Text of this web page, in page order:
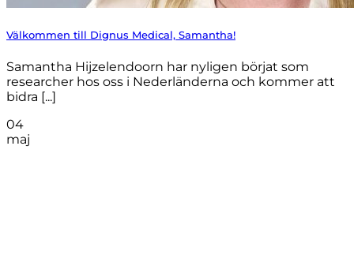
Välkommen till Dignus Medical, Samantha!
Samantha Hijzelendoorn har nyligen börjat som
researcher hos oss i Nederländerna och kommer att
bidra [...]
04
maj